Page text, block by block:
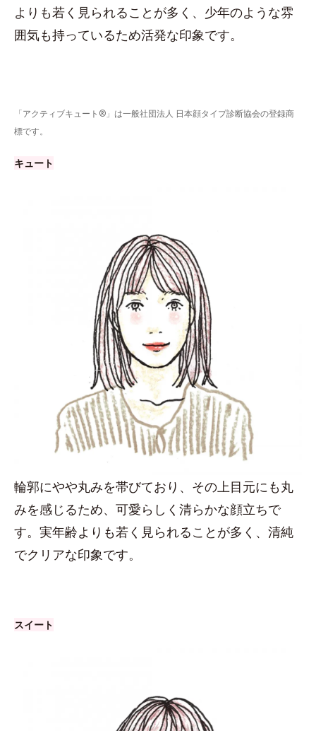
よりも若く見られることが多く、少年のような雰
囲気も持っているため活発な印象です。
「アクティブキュート®」は一般社団法人 日本顔タイプ診断協会の登録商
標です。
キュート
輪郭にやや丸みを帯びており、その上目元にも丸
みを感じるため、可愛らしく清らかな顔立ちで
す。実年齢よりも若く見られることが多く、清純
でクリアな印象です。
スイート